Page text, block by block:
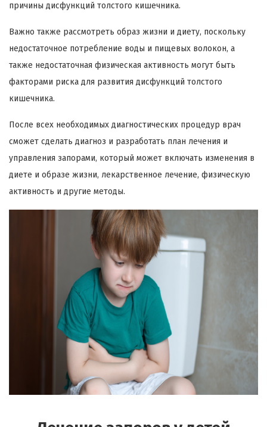
причины дисфункций толстого кишечника.
Важно также рассмотреть образ жизни и диету, поскольку
недостаточное потребление воды и пищевых волокон, а
также недостаточная физическая активность могут быть
факторами риска для развития дисфункций толстого
кишечника.
После всех необходимых диагностических процедур врач
сможет сделать диагноз и разработать план лечения и
управления запорами, который может включать изменения в
диете и образе жизни, лекарственное лечение, физическую
активность и другие методы.